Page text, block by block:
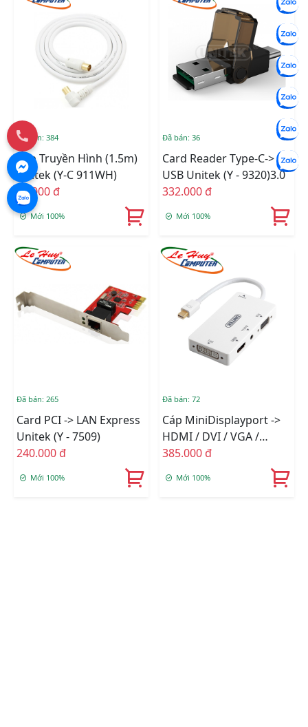
Đã bán: 384
Cáp Truyền Hình (1.5m)
Unitek (Y-C 911WH)
50.000 đ
Mới 100%
Đã bán: 36
Card Reader Type-C->
USB Unitek (Y - 9320)3.0
332.000 đ
Mới 100%
Đã bán: 265
Card PCI -> LAN Express
Unitek (Y - 7509)
240.000 đ
Mới 100%
Đã bán: 72
Cáp MiniDisplayport ->
HDMI / DVI / VGA /
Audio Unitek (Y - 6354)
385.000 đ
Mới 100%